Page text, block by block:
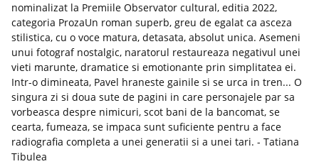
nominalizat la Premiile Observator cultural, editia 2022,
categoria ProzaUn roman superb, greu de egalat ca asceza
stilistica, cu o voce matura, detasata, absolut unica. Asemeni
unui fotograf nostalgic, naratorul restaureaza negativul unei
vieti marunte, dramatice si emotionante prin simplitatea ei.
Intr-o dimineata, Pavel hraneste gainile si se urca in tren... O
singura zi si doua sute de pagini in care personajele par sa
vorbeasca despre nimicuri, scot bani de la bancomat, se
cearta, fumeaza, se impaca sunt suficiente pentru a face
radiografia completa a unei generatii si a unei tari. - Tatiana
Tibulea